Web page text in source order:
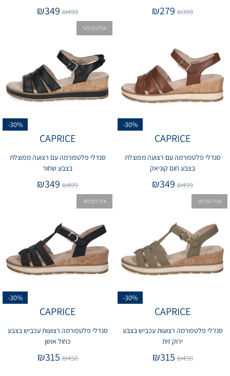
₪399
₪279
₪499
₪349
-30%
CAPRICE
סנדלי פלטפורמה עם רצועה מפוצלת
בצבע חום קוניאק
₪499
₪349
-30%
אזל המלאי
CAPRICE
סנדלי פלטפורמה עם רצועה מפוצלת
בצבע שחור
₪499
₪349
-30%
אזל המלאי
CAPRICE
סנדלי פלטפורמה רצועות עכביש בצבע
ירוק זית
₪450
₪315
-30%
אזל המלאי
CAPRICE
סנדלי פלטפורמה רצועות עכביש בצבע
כחול אושן
₪450
₪315